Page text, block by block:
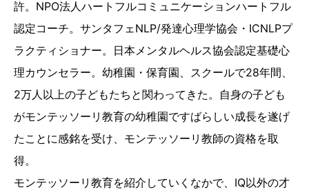
許。NPO法人ハートフルコミュニケーションハートフル
認定コーチ。サンタフェNLP/発達心理学協会・ICNLPプ
ラクティショナー。日本メンタルヘルス協会認定基礎心
理カウンセラー。幼稚園・保育園、スクールで28年間、
2万人以上の子どもたちと関わってきた。自身の子ども
がモンテッソーリ教育の幼稚園ですばらしい成長を遂げ
たことに感銘を受け、モンテッソーリ教師の資格を取
得。
モンテッソーリ教育を紹介していくなかで、IQ以外の才